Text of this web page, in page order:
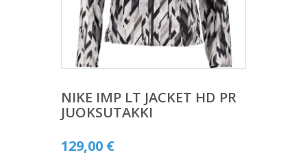
NIKE IMP LT JACKET HD PR
JUOKSUTAKKI
129,00 €